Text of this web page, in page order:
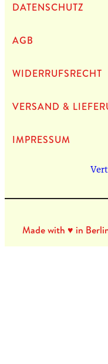
DATEN­SCHUTZ
AGB
WIDERRUFSRECHT
VERSAND &
IMPRES­SUM
Made with ♥ in